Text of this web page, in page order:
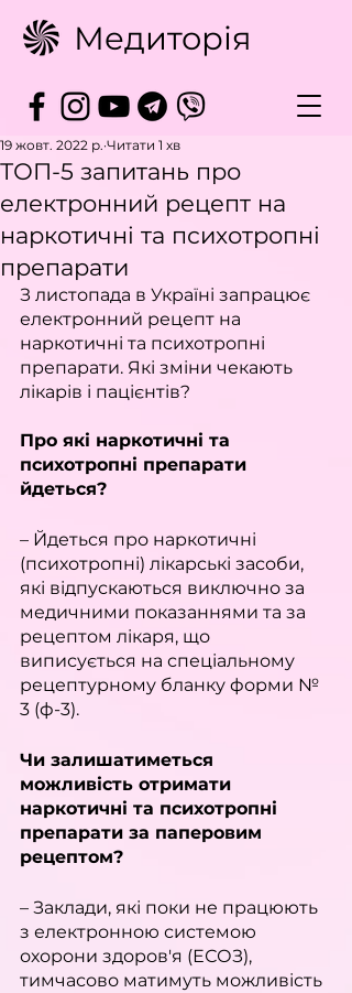
Медиторія
ТОП-5 запитань про
електронний рецепт на
наркотичні та психотропні
препарати
19 жовт. 2022 р. Читати 1 хв
З листопада в Україні запрацює
електронний рецепт на
наркотичні та психотропні
препарати. Які зміни чекають
лікарів і пацієнтів?
Про які наркотичні та
психотропні препарати
йдеться?
– Йдеться про наркотичні
(психотропні) лікарські засоби,
які відпускаються виключно за
медичними показаннями та за
рецептом лікаря, що
виписується на спеціальному
рецептурному бланку форми №
3 (ф-3).
Чи залишатиметься
можливість отримати
наркотичні та психотропні
препарати за паперовим
рецептом?
– Заклади, які поки не працюють
з електронною системою
охорони здоров'я (ЕСОЗ),
тимчасово матимуть можливість